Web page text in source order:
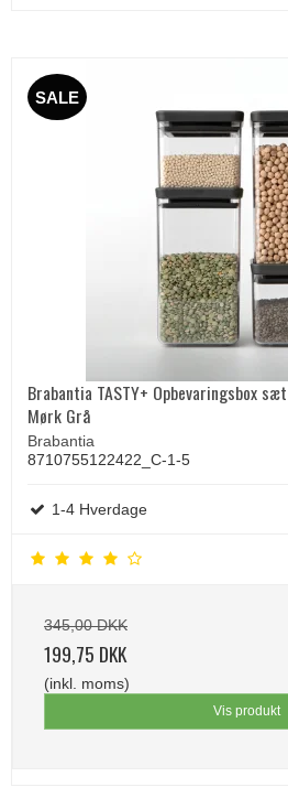
SALE
Brabantia TASTY+ Opbevaringsbox
Mørk Grå
Brabantia
8710755122422_C-1-5
1-4 Hverdage
345,00 DKK
199,75 DKK
(inkl. moms)
Vis produkt